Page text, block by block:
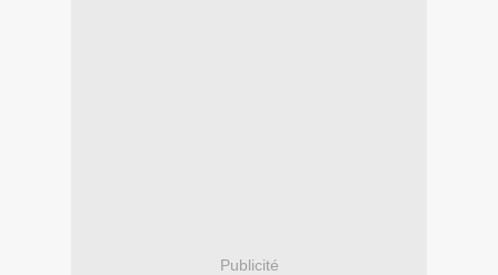
Publicité